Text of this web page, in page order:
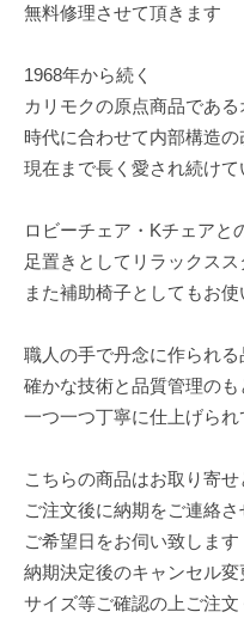
無料修理させて頂きます
1968年から続く
カリモクの原点商品であ
時代に合わせて内部構造
現在まで長く愛され続けて
ロビーチェア・Kチェアと
足置きとしてリラックスス
また補助椅子としてもお
職人の手で丹念に作られる
確かな技術と品質管理のも
一つ一つ丁寧に仕上げられ
こちらの商品はお取り寄
ご注文後に納期をご連絡さ
ご希望日をお伺い致します
納期決定後のキャンセル
サイズ等ご確認の上ご注文